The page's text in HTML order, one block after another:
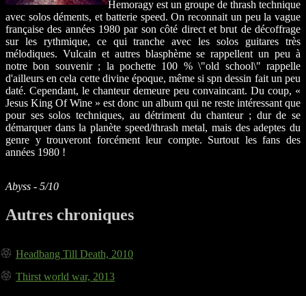
Hemoragy est un groupe de thrash technique
avec solos déments, et batterie speed. On reconnait un peu la vague
française des années 1980 par son côté direct et brut de décoffrage
sur les rythmique, ce qui tranche avec les solos guitares très
mélodiques. Vulcain et autres blasphème se rappellent un peu à
notre bon souvenir ; la pochette 100 % \"old school\" rappelle
d'ailleurs en cela cette divine époque, même si spn dessin fait un peu
daté. Cependant, le chanteur demeure peu convaincant. Du coup, «
Jesus King Of Wine » est donc un album qui ne reste intéressant que
pour ses solos techniques, au détriment du chanteur ; dur de se
démarquer dans la planète speed/thrash metal, mais des adeptes du
genre y trouveront forcément leur compte. Surtout les fans des
années 1980 !
Abyss - 5/10
Autres chroniques
Headbang Till Death, 2010
Thirst world war, 2013